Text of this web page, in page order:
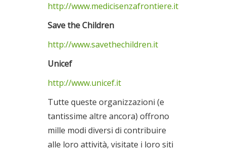
http://www.medicisenzafrontiere.it
Save the Children
http://www.savethechildren.it
Unicef
http://www.unicef.it
Tutte queste organizzazioni (e
tantissime altre ancora) offrono
mille modi diversi di contribuire
alle loro attività, visitate i loro siti